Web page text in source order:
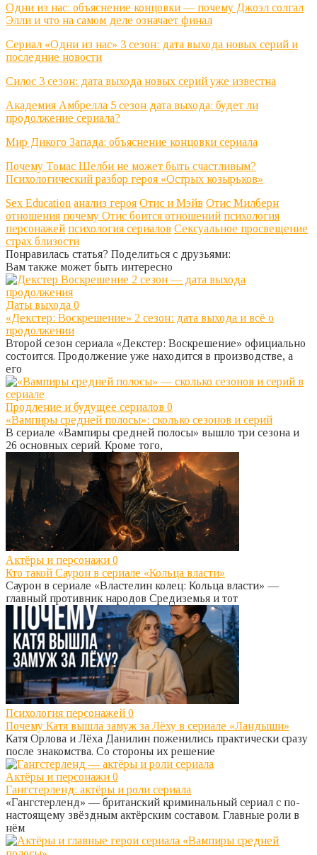
Одни из нас: объяснение концовки — почему Джоэл солгал
Элли и что на самом деле означает финал
Сериал «Одни из нас» 3 сезон: дата выхода новых серий и
последние новости
Силос 3 сезон: дата выхода новых серий уже известна
Академия Амбрелла 5 сезон дата выхода: будет ли
продолжение сериала?
Мир Дикого Запада: объяснение концовки сериала
Почему Томас Шелби не может быть счастливым?
Психологический разбор героя «Острых козырьков»
Sex Education анализ героя Отис и Мэйв Отис Милберн
отношения почему Отис боится отношений психология
персонажей психология сериалов Сексуальное просвещение
страх близости
Понравилась статья? Поделиться с друзьями:
Вам также может быть интересно
Даты выхода 0
«Декстер: Воскрешение» 2 сезон: дата выхода и всё о
продолжении
Второй сезон сериала «Декстер: Воскрешение» официально
состоится. Продолжение уже находится в производстве, а
его
Продление и будущее сериалов 0
«Вампиры средней полосы»: сколько сезонов и серий
В сериале «Вампиры средней полосы» вышло три сезона и
26 основных серий. Кроме того,
Актёры и персонажи 0
Кто такой Саурон в сериале «Кольца власти»
Саурон в сериале «Властелин колец: Кольца власти» —
главный противник народов Средиземья и тот
Психология персонажей 0
Почему Катя вышла замуж за Лёху в сериале «Ландыши»
Катя Орлова и Лёха Данилин поженились практически сразу
после знакомства. Со стороны их решение
Актёры и персонажи 0
Гангстерленд: актёры и роли сериала
«Гангстерленд» — британский криминальный сериал с по-
настоящему звёздным актёрским составом. Главные роли в
нём